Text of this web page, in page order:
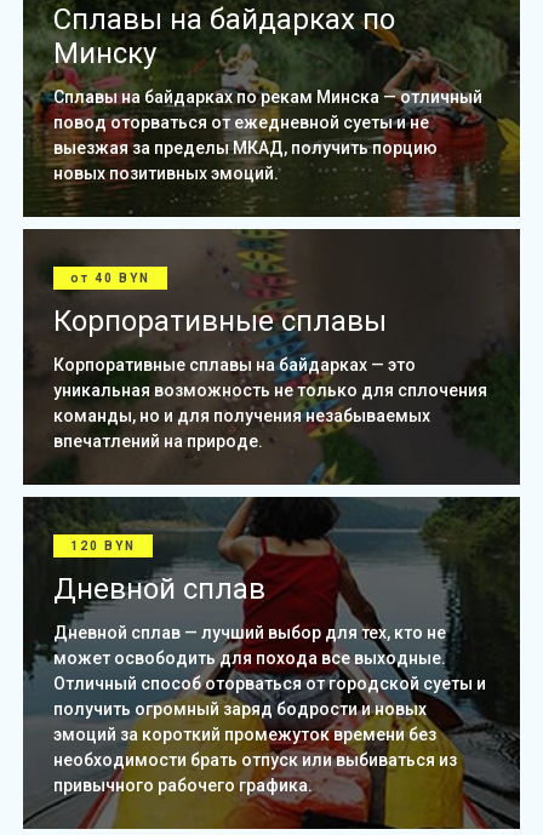
Сплавы на байдарках по
Минску
Сплавы на байдарках по рекам Минска — отличный
повод оторваться от ежедневной суеты и не
выезжая за пределы МКАД, получить порцию
новых позитивных эмоций.
от 40 BYN
Корпоративные сплавы
Корпоративные сплавы на байдарках — это
уникальная возможность не только для сплочения
команды, но и для получения незабываемых
впечатлений на природе.
120 BYN
Дневной сплав
Дневной сплав — лучший выбор для тех, кто не
может освободить для похода все выходные.
Отличный способ оторваться от городской суеты и
получить огромный заряд бодрости и новых
эмоций за короткий промежуток времени без
необходимости брать отпуск или выбиваться из
привычного рабочего графика.